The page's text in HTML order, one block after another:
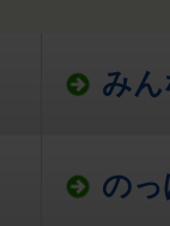
み
の